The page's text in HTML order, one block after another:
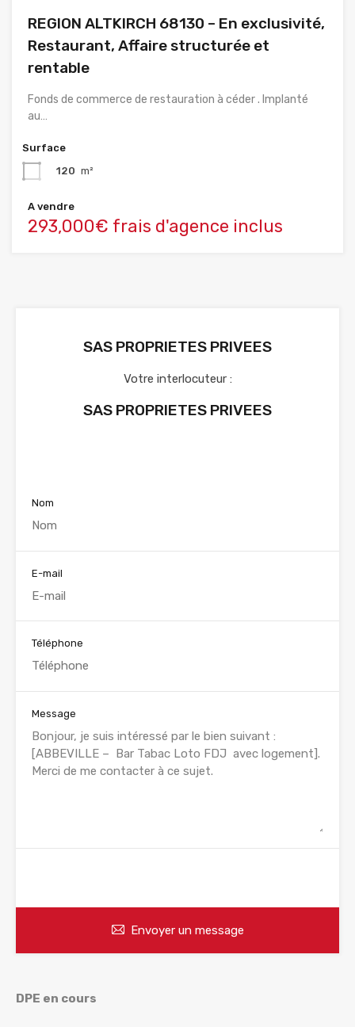
REGION ALTKIRCH 68130 – En exclusivité,
Restaurant, Affaire structurée et
rentable
Fonds de commerce de restauration à céder . Implanté
au…
Surface
120 m²
A vendre
293,000€ frais d'agence inclus
SAS PROPRIETES PRIVEES
Votre interlocuteur :
SAS PROPRIETES PRIVEES
Nom
E-mail
Téléphone
Message
Envoyer un message
DPE en cours